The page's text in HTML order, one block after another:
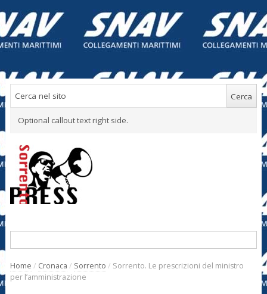
Optional callout text right side.
Home / Cronaca / Sorrento / Sorrento. Le prescrizioni del ministro
per l’amministrazione